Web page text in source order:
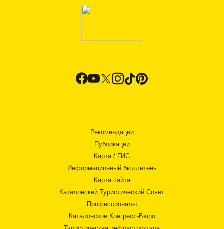
Рекомендации
Публикации
Карта / ГИС
Информационный бюллетень
Карта сайта
Каталонский Туристический Совет
Профессионалы
Каталонское Конгресс-Бюро